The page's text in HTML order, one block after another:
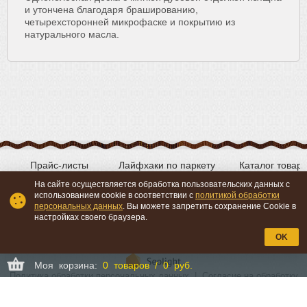
Моя корзина: 0 товаров / 0 руб.
и утончена благодаря брашированию,
четырехсторонней микрофаске и покрытию из
натурального масла.
Лайфхаки по паркету Каталог
Прайс-листы
Политика обработки персональных данных | Согласие на обработку
На сайте осуществляется обработка пользовательских данных с
использованием cookie в соответствии с политикой обработки
персональных данных. Вы можете запретить сохранение Cookie в
настройках своего браузера.
OK